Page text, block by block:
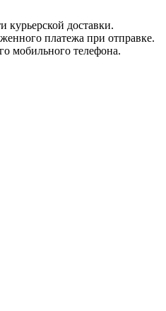
доставки.
платежа при отправке.
мобильного телефона.